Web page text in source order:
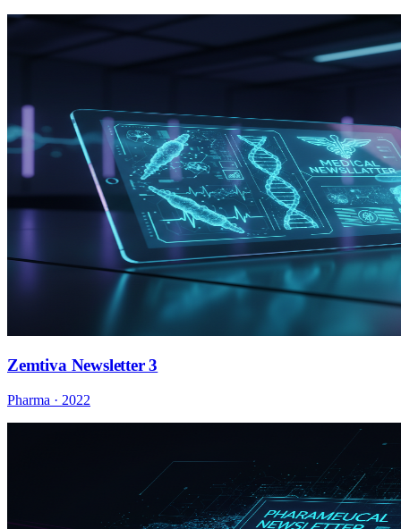
Zemtiva Newsletter 3
Pharma · 2022